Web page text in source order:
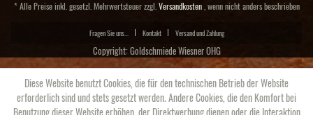
* Alle Preise inkl. gesetzl. Mehrwertsteuer zzgl. Versandkosten, wenn nicht anders beschrieben
Fragen Sie uns... Kontakt Versand und Zahlung
Copyright: Goldschmiede Wiesner OHG
Diese Website benutzt Cookies, die für den technischen Betrieb der Website
erforderlich sind und stets gesetzt werden. Andere Cookies, die den Komfort bei
Benutzung dieser Website erhöhen, der Direktwerbung dienen oder die Interaktion